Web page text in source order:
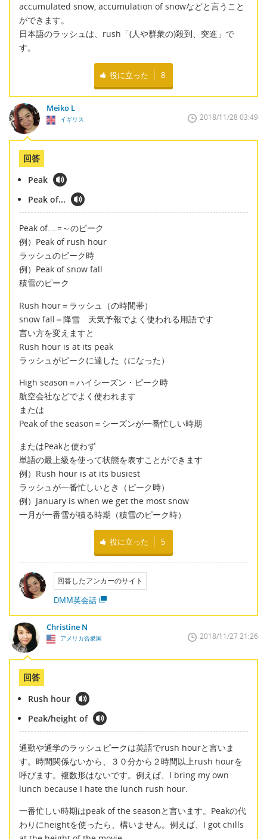
accumulated snow, accumulation of snowなどと言うこと
ができます。
日本語のラッシュは、rush「(人や群衆の)殺到、突進」で
す。
役に立った 8
Meiko L
イギリス 2018/11/28 03:49
回答
Peak
Peak of...
Peak of....=～のピーク
例）Peak of rush hour
ラッシュのピーク時
例）Peak of snow fall
積雪のピーク
Rush hour＝ラッシュ（の時間帯）
snow fall＝降雪 天気予報でよく使われる用語です
言い方を変えますと
Rush hour is at its peak
ラッシュがピークに達した（になった）
High season＝ハイシーズン・ピーク時
航空会社などでよく使われます
または
Peak of the season＝シーズンが一番忙しい時期
またはPeakと使わず
単語の最上級を使って状態を表すことができます
例）Rush hour is at its busiest
ラッシュが一番忙しいとき（ピーク時）
例）January is when we get the most snow
一月が一番雪が積る時期（積雪のピーク時）
役に立った 5
回答したアンカーのサイト
DMM英会話
Christine N
アメリカ合衆国 2018/11/27 21:26
回答
Rush hour
Peak/height of
通勤や通学のラッシュピークは英語でrush hourと言いま
す。時間関係ないから、３０分から２時間以上rush hourを
呼びます。複数形はないです。例えば、I bring my own
lunch because I hate the lunch rush hour.
一番忙しい時期はpeak of the seasonと言います。Peakの代
わりにheightを使ったら、構いません。例えば、I got chills